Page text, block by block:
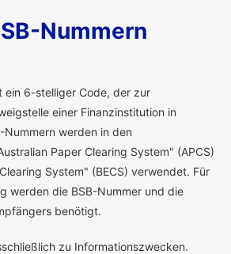
Nummern
ein 6-stelliger Code, der zur
einer Finanzinstitution in
Nummern werden in den
Paper Clearing System" (APCS)
System" (BECS) verwendet. Für
werden die BSB-Nummer und die
benötigt.
zu Informationszwecken.